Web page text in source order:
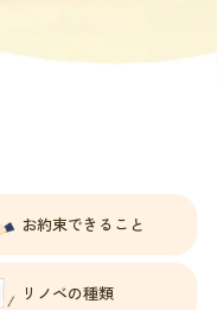
お約束できること
リノベの種類